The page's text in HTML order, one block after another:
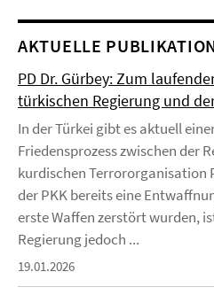
AKTUELLE
PD Dr. Gürbey: Zum
türkischen Regierung und
In der Türkei gibt es aktuell
Friedensprozess zwischen der
kurdischen Terrororganisation
der PKK bereits eine
erste Waffen zerstört wurden,
Regierung jedoch ...
19.01.2026